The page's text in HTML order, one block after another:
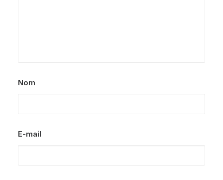
Nom
E-mail